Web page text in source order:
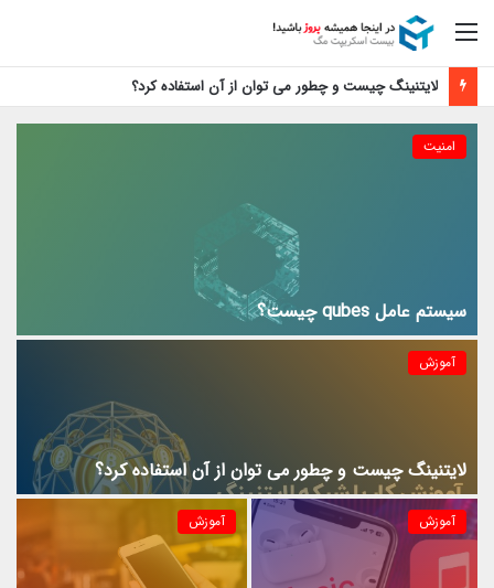
منو
لایتنینگ چیست و چطور می توان از آن استفاده کرد؟
امنیت
سیستم عامل qubes چیست؟
آموزش
لایتنینگ چیست و چطور می توان از آن استفاده کرد؟
آموزش آموزش